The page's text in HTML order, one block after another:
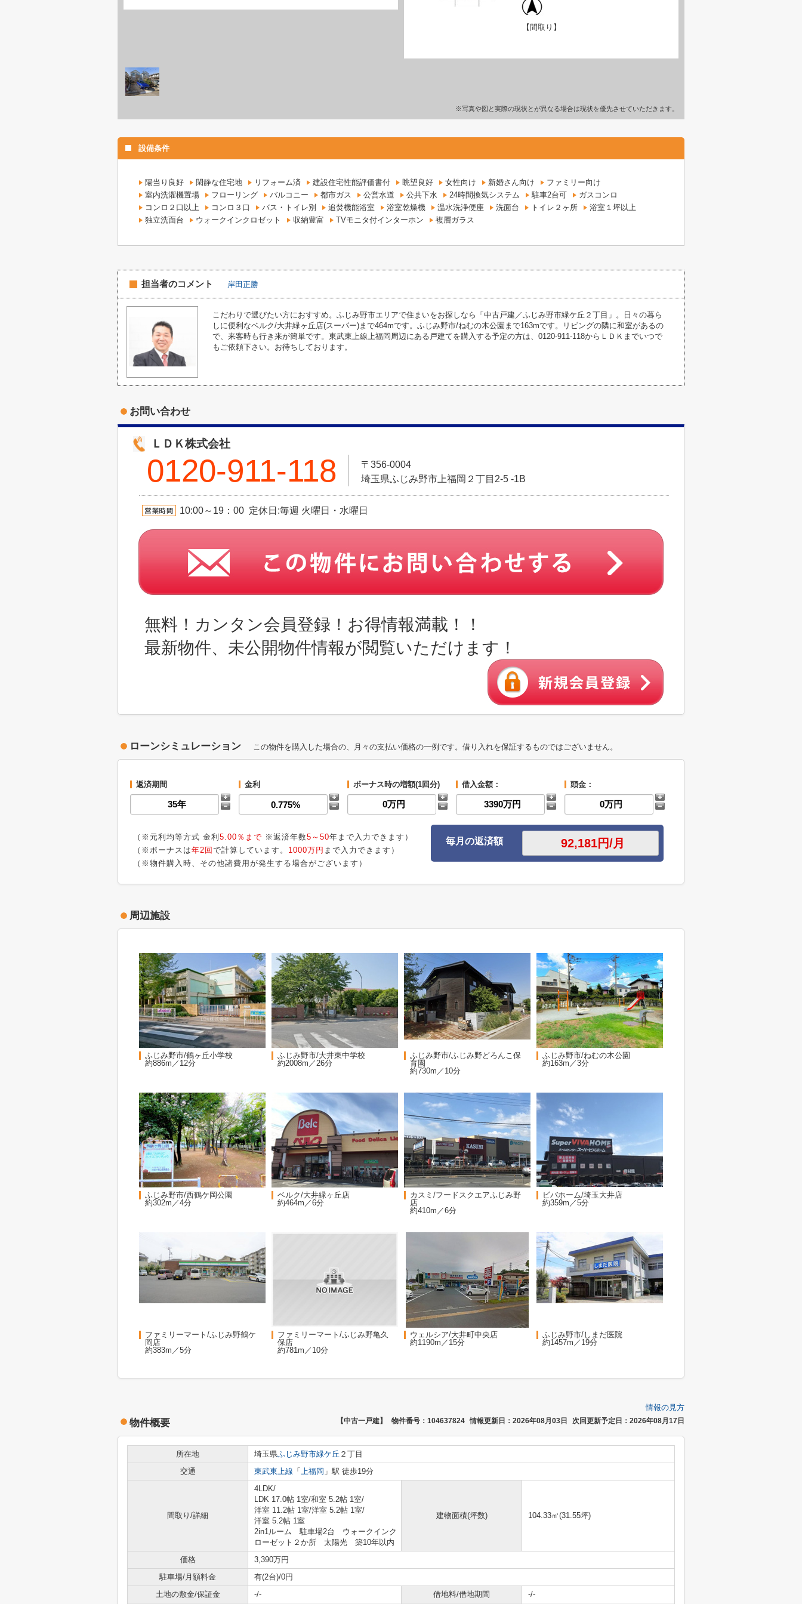
【間取り】
※写真や図と実際の現状とが異なる場合は現状を優先させていただきます。
設備条件
陽当り良好 閑静な住宅地 リフォーム済 建設住宅性能評価書付 眺望良好 女性向け 新婚さん向け
ファミリー向け
室内洗濯機置場
フローリング バルコニー 都市ガス 公営水道 公共下水 24時間換気システム 駐車2台可
ガスコンロ
コンロ２口以上
コンロ３口 バス・トイレ別 追焚機能浴室 浴室乾燥機 温水洗浄便座 洗面台 トイレ２ヶ所
浴室１坪以上
独立洗面台
ウォークインクロゼット 収納豊富 TVモニタ付インターホン 複層ガラス
担当者のコメント 岸田正勝
こだわりで選びたい方におすすめ。ふじみ野市エリアで住まいをお探しなら「中古戸建／ふじみ野市緑ケ丘２丁目」。日々の暮ら
しに便利なベルク/大井緑ヶ丘店(スーパー)まで464mです。ふじみ野市/ねむの木公園まで163mです。リビングの隣に和室があるの
で、来客時も行き来が簡単です。東武東上線上福岡周辺にある戸建てを購入する予定の方は、0120-911-118からＬＤＫまでいつで
もご依頼下さい。お待ちしております。
お問い合わせ
ＬＤＫ株式会社
0120-911-118
〒356-0004
埼玉県ふじみ野市上福岡２丁目2-5 -1B
10:00～19：00 定休日:毎週 火曜日・水曜日
無料！カンタン会員登録！お得情報満載！！
最新物件、未公開物件情報が閲覧いただけます！
ローンシミュレーション この物件を購入した場合の、月々の支払い価格の一例です。借り入れを保証するものではございません。
返済期間 金利 ボーナス時の増額(1回分) 借入金額： 頭金：
（※元利均等方式 金利 5.00％まで ※返済年数5～50年まで入力できます）
（※ボーナスは年2回 で計算しています。 1000万円 まで入力できます）
（※物件購入時、その他諸費用が発生する場合がございます）
毎月の返済額
周辺施設
ふじみ野市/鶴ヶ丘小学校
約886m／12分
ふじみ野市/大井東中学校
約2008m／26分
ふじみ野市/ふじみ野どろんこ保
育園
約730m／10分
ふじみ野市/ねむの木公園
約163m／3分
ふじみ野市/西鶴ケ岡公園
約302m／4分
ベルク/大井緑ヶ丘店
約464m／6分
カスミ/フードスクエアふじみ野
店
約410m／6分
ビバホーム/埼玉大井店
約359m／5分
ファミリーマート/ふじみ野鶴ケ
岡店
約383m／5分
ファミリーマート/ふじみ野亀久
保店
約781m／10分
ウェルシア/大井町中央店
約1190m／15分
ふじみ野市/しまだ医院
約1457m／19分
情報の見方
物件概要 【中古一戸建】 物件番号：104637824 情報更新日：2026年08月03日 次回更新予定日：2026年08月17日
所在地 埼玉県ふじみ野市緑ケ丘 ２丁目
交通
東武東上線 「 上福岡 」駅 徒歩19分
間取り/詳細
4LDK/
LDK 17.0帖 1室/和室 5.2帖 1室/
洋室 11.2帖 1室/洋室 5.2帖 1室/
洋室 5.2帖 1室
2in1ルーム 駐車場2台 ウォークインク
ローゼット２か所 太陽光 築10年以内
建物面積(坪数) 104.33㎡(31.55坪)
価格
3,390万円
駐車場/月額料金
有(2台)/0円
土地の敷金/保証金
-/- 借地料/借地期間 -/-